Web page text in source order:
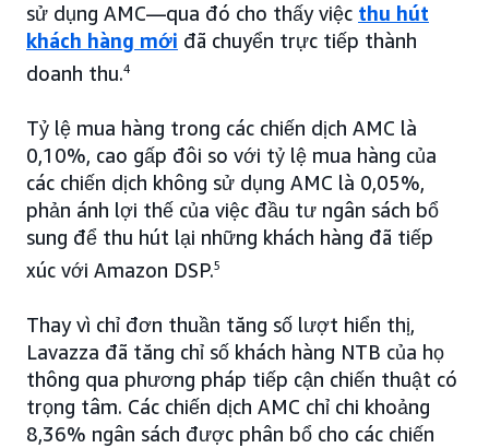
sử dụng AMC—qua đó cho thấy việc thu hút
khách hàng mới đã chuyển trực tiếp thành
doanh thu.4
Tỷ lệ mua hàng trong các chiến dịch AMC là
0,10%, cao gấp đôi so với tỷ lệ mua hàng của
các chiến dịch không sử dụng AMC là 0,05%,
phản ánh lợi thế của việc đầu tư ngân sách bổ
sung để thu hút lại những khách hàng đã tiếp
xúc với Amazon DSP.5
Thay vì chỉ đơn thuần tăng số lượt hiển thị,
Lavazza đã tăng chỉ số khách hàng NTB của họ
thông qua phương pháp tiếp cận chiến thuật có
trọng tâm. Các chiến dịch AMC chỉ chi khoảng
8,36% ngân sách được phân bổ cho các chiến